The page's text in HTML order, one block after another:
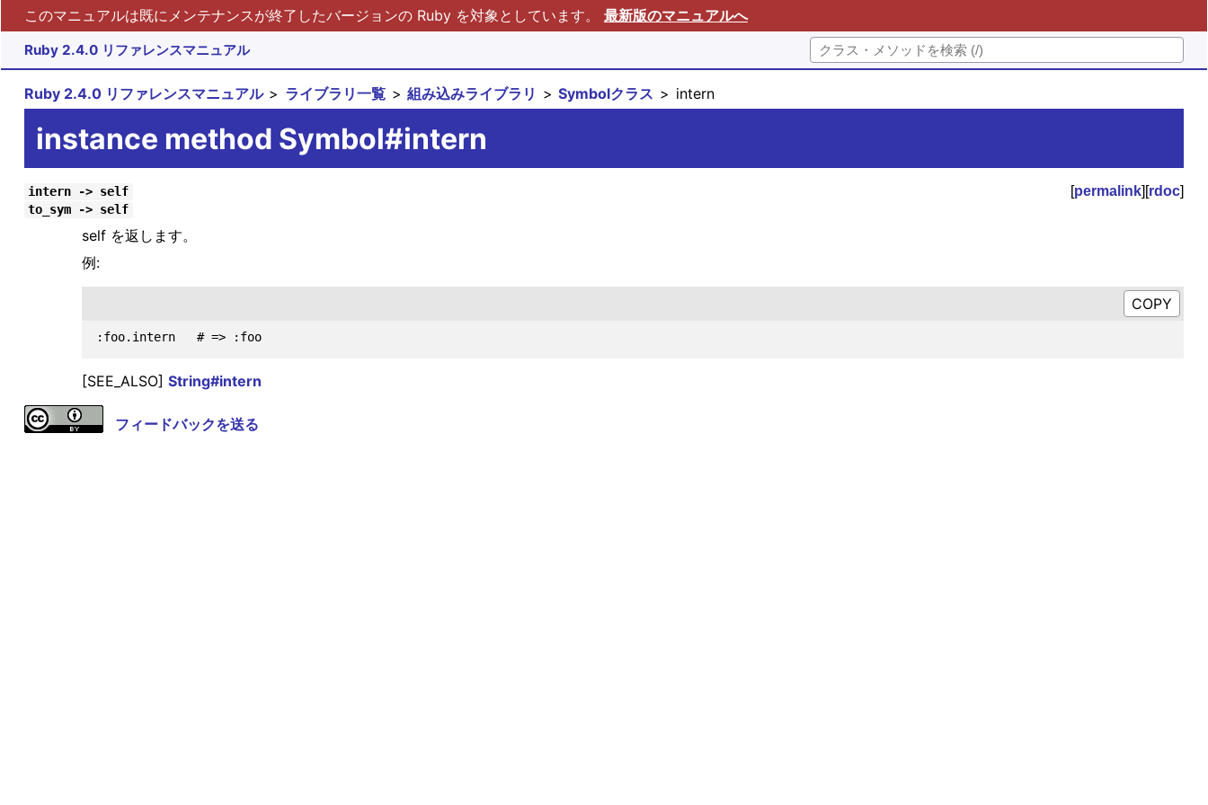
このマニュアルは既にメンテナンスが終了したバージョンの Ruby を対象としています。 最新版のマニュアルへ
Ruby 2.4.0 リファレンスマニュアル
Ruby 2.4.0 リファレンスマニュアル ライブラリ一覧 組み込みライブラリ Symbolクラス intern
instance method Symbol#intern
intern -> self [permalink][rdoc]
to_sym -> self
self を返します。
例:
:foo.intern   # => :foo
[SEE_ALSO] String#intern
フィードバックを送る